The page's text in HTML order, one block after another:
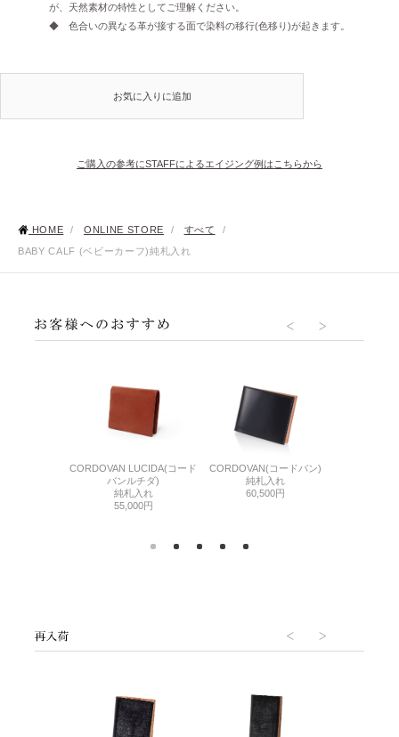
が、天然素材の特性としてご理解ください。
◆ 色合いの異なる革が接する面で染料の移行(色移り)が起きます。
お気に入りに追加
ご購入の参考にSTAFFによるエイジング例はこちらから
HOME / ONLINE STORE / すべて
/
BABY CALF (ベビーカーフ)純札入れ
CORDOVAN LUCIDA(コード
バンルチダ)
純札入れ
55,000円
CORDOVAN(コードバン)
純札入れ
60,500円